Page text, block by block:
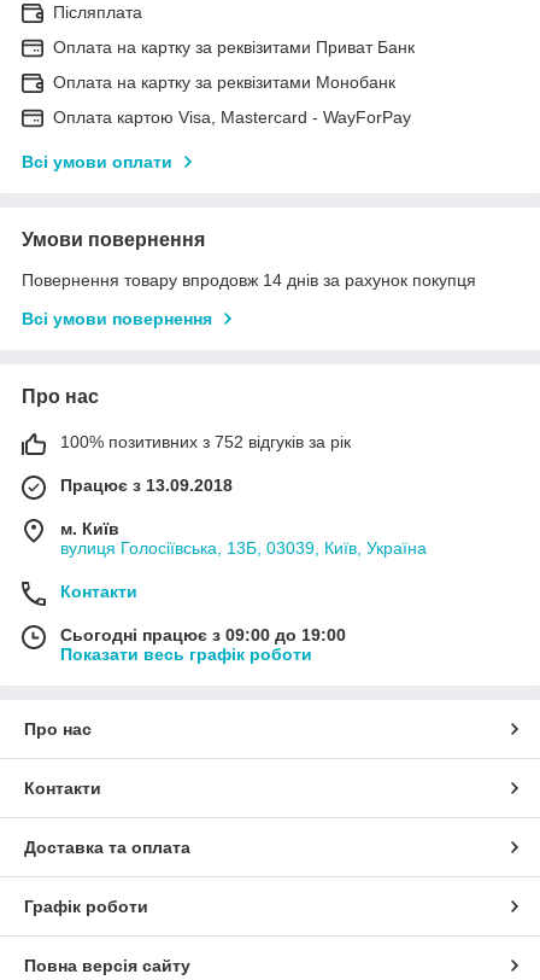
Післяплата
Оплата на картку за реквізитами Приват Банк
Оплата на картку за реквізитами Монобанк
Оплата картою Visa, Mastercard - WayForPay
Всі умови оплати
Умови повернення
Повернення товару впродовж 14 днів за рахунок покупця
Всі умови повернення
Про нас
100% позитивних з 752 відгуків за рік
Працює з 13.09.2018
м. Київ
вулиця Голосіївська, 13Б, 03039, Київ, Україна
Контакти
Сьогодні працює з 09:00 до 19:00
Показати весь графік роботи
Про нас
Контакти
Доставка та оплата
Графік роботи
Повна версія сайту